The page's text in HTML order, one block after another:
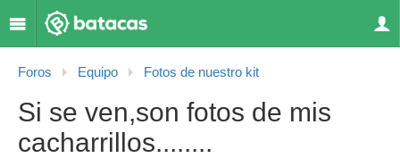
Foros Equipo Fotos de nuestro kit
Si se ven,son fotos de mis
cacharrillos........